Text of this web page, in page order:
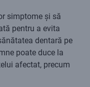
simptome și să
pentru a evita
dentară pe
poate duce la
afectat, precum